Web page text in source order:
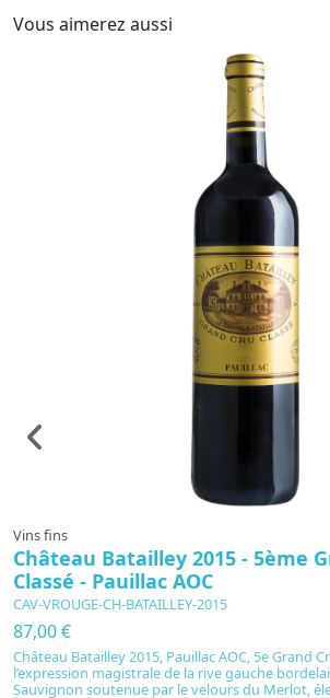
Vous aimerez aussi
Vins fins
Château Batailley 2015 - 5ème
Classé - Pauillac AOC
CAV-VROUGE-CH-BATAILLEY-2015
87,00 €
Château Batailley 2015, Pauillac AOC, 5e Grand
l’expression magistrale de la rive gauche
Sauvignon soutenue par le velours du Merlot,